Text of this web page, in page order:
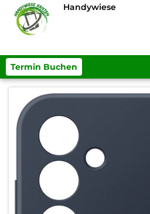
Handywiese
Termin Buchen